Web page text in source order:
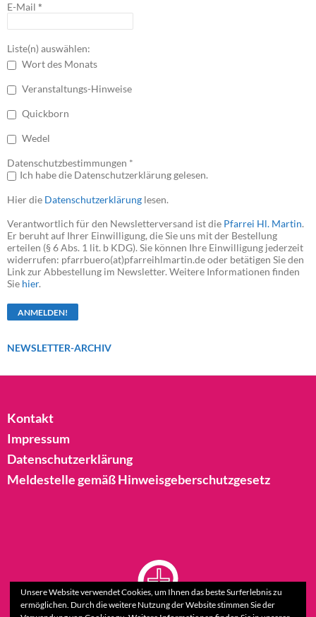
E-Mail *
Liste(n) auswählen:
Wort des Monats
Veranstaltungs-Hinweise
Quickborn
Wedel
Datenschutzbestimmungen *
Ich habe die Datenschutzerklärung gelesen.
Hier die Datenschutzerklärung lesen.
Verantwortlich für den Newsletterversand ist die Pfarrei Hl. Martin.
Er beruht auf Ihrer Einwilligung, die Sie uns mit der Bestellung
erteilen (§ 6 Abs. 1 lit. b KDG). Sie können Ihre Einwilligung jederzeit
widerrufen: pfarrbuero(at)pfarreihlmartin.de oder betätigen Sie den
Link zur Abbestellung im Newsletter. Weitere Informationen finden
Sie hier.
NEWSLETTER-ARCHIV
Kontakt
Impressum
Datenschutzerklärung
Meldestelle gemäß Hinweisgeberschutzgesetz
Unsere Website verwendet Cookies, um Ihnen das beste Surferlebnis zu
ermöglichen. Durch die weitere Nutzung der Website stimmen Sie der